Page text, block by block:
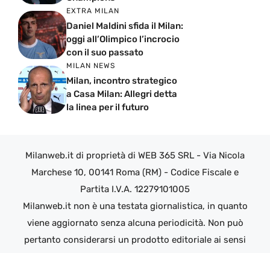
EXTRA MILAN
Daniel Maldini sfida il Milan:
oggi all’Olimpico l’incrocio
con il suo passato
MILAN NEWS
Milan, incontro strategico
a Casa Milan: Allegri detta
la linea per il futuro
Milanweb.it di proprietà di WEB 365 SRL - Via Nicola
Marchese 10, 00141 Roma (RM) - Codice Fiscale e
Partita I.V.A. 12279101005
Milanweb.it non è una testata giornalistica, in quanto
viene aggiornato senza alcuna periodicità. Non può
pertanto considerarsi un prodotto editoriale ai sensi